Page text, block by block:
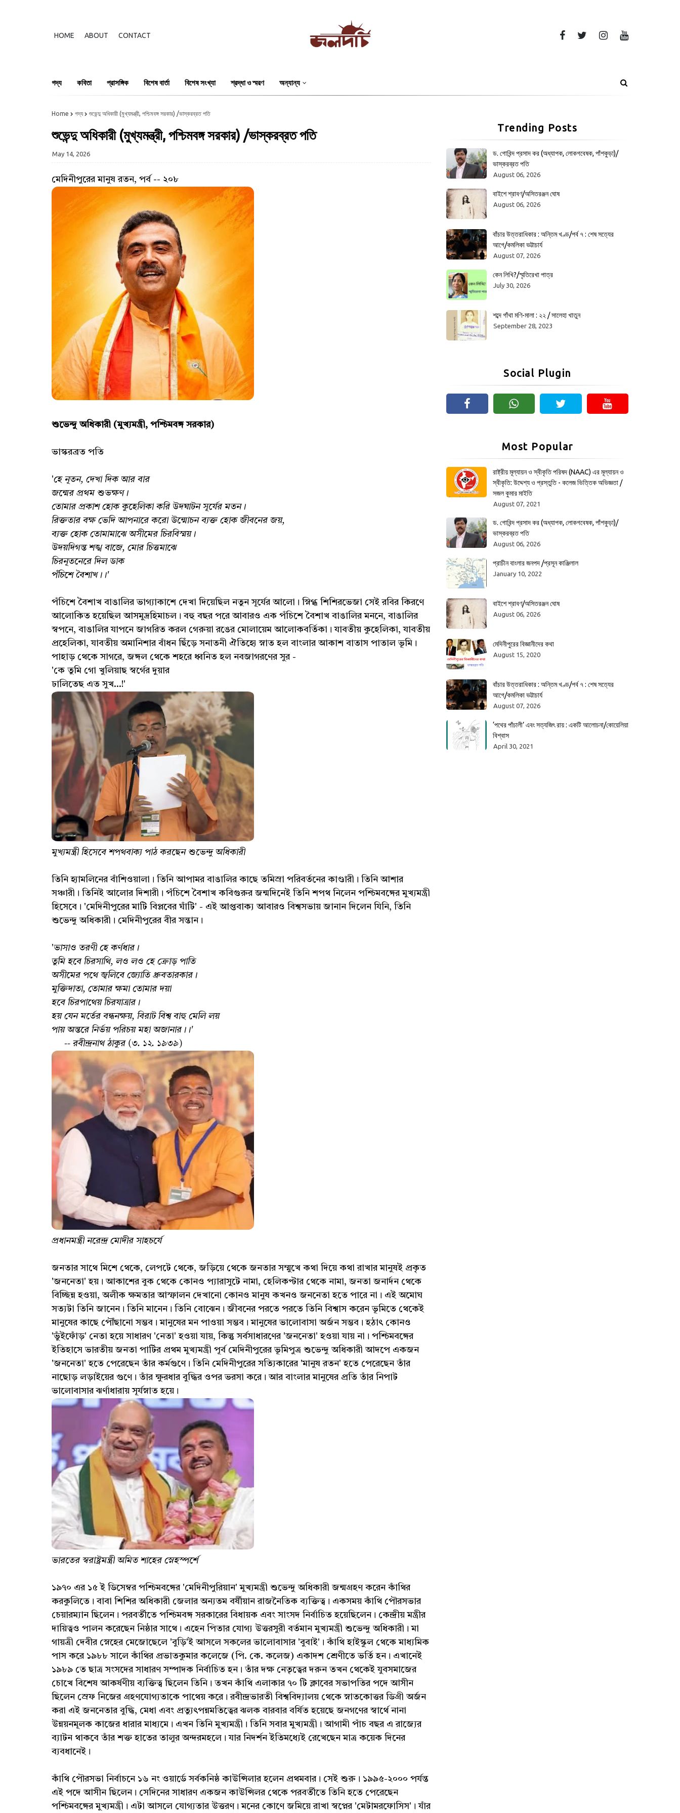
HOME ABOUT CONTACT
গদ্য কবিতা প্রাসঙ্গিক বিশেষ বার্তা বিশেষ সংখ্যা শ্রদ্ধা ও স্মরণ অন্যান্য
Home গদ্য শুভেন্দু অধিকারী (মুখ্যমন্ত্রী, পশ্চিমবঙ্গ সরকার) /ভাস্করব্রত পতি
শুভেন্দু অধিকারী (মুখ্যমন্ত্রী, পশ্চিমবঙ্গ সরকার) /ভাস্করব্রত পতি
May 14, 2026
মেদিনীপুরের মানুষ রতন, পর্ব -- ২০৮
শুভেন্দু অধিকারী (মুখ্যমন্ত্রী, পশ্চিমবঙ্গ সরকার)
ভাস্করব্রত পতি
'হে নূতন, দেখা দিক আর বার
জন্মের প্রথম শুভক্ষণ।
তোমার প্রকাশ হোক কুহেলিকা করি উদঘাটন সূর্যের মতন।
রিক্ততার বক্ষ ভেদি আপনারে করো উন্মোচন ব্যক্ত হোক জীবনের জয়,
ব্যক্ত হোক তোমামাঝে অসীমের চিরবিস্ময়।
উদয়দিগন্ত শঙ্খ বাজে, মোর চিত্তমাঝে
চিরনূতনেরে দিল ডাক
পঁচিশে বৈশাখ।।'
পঁচিশে বৈশাখ বাঙালির ভাগ্যাকাশে দেখা দিয়েছিল নতুন সূর্যের আলো। স্নিগ্ধ শিশিরভেজা সেই রবির কিরণে
আলোকিত হয়েছিল আসমুদ্রহিমাচল। বহু বছর পরে আবারও এক পঁচিশে বৈশাখ বাঙালির মননে, বাঙালির
স্বপনে, বাঙালির যাপনে জাগরিত করল গেরুয়া রঙের মোলায়েম আলোকবর্তিকা। যাবতীয় কুহেলিকা, যাবতীয়
প্রহেলিকা, যাবতীয় অমানিশার বাঁধন ছিঁড়ে সনাতনী ঐতিহ্যে স্নাত হল বাংলার আকাশ বাতাস পাতাল ভূমি।
পাহাড় থেকে সাগরে, জঙ্গল থেকে শহরে ধ্বনিত হল নবজাগরণের সুর -
'কে তুমি গো খুলিয়াছ স্বর্গের দুয়ার
ঢালিতেছ এত সুখ...!'
মুখ্যমন্ত্রী হিসেবে শপথবাক্য পাঠ করছেন শুভেন্দু অধিকারী
তিনি হ্যামলিনের বাঁশিওয়ালা। তিনি আপামর বাঙালির কাছে তমিস্রা পরিবর্তনের কাণ্ডারী। তিনি আশার
সঞ্চারী। তিনিই আলোর দিশারী। পঁচিশে বৈশাখ কবিগুরুর জন্মদিনেই তিনি শপথ নিলেন পশ্চিমবঙ্গের মুখ্যমন্ত্রী
হিসেবে। 'মেদিনীপুরের মাটি বিপ্লবের ঘাঁটি' - এই আপ্তবাক্য আবারও বিশ্বসভায় জানান দিলেন যিনি, তিনি
শুভেন্দু অধিকারী। মেদিনীপুরের বীর সন্তান।
'ভাসাও তরণী হে কর্ণধার।
তুমি হবে চিরসাথি, লও লও হে ক্রোড় পাতি
অসীমের পথে জ্বলিবে জ্যোতি ধ্রুবতারকার।
মুক্তিদাতা, তোমার ক্ষমা তোমার দয়া
হবে চিরপাথেয় চিরযাত্রার।
হয় যেন মর্তের বন্ধনক্ষয়, বিরাট বিশ্ব বাহু মেলি লয়
পায় অন্তরে নির্ভয় পরিচয় মহা অজানার।।'
-- রবীন্দ্রনাথ ঠাকুর (৩. ১২. ১৯৩৯)
প্রধানমন্ত্রী নরেন্দ্র মোদীর সাহচর্যে
জনতার সাথে মিশে থেকে, লেপটে থেকে, জড়িয়ে থেকে জনতার সম্মুখে কথা দিয়ে কথা রাখার মানুষই প্রকৃত
'জননেতা' হয়। আকাশের বুক থেকে কোনও প্যারাসুটে নামা, হেলিকপ্টার থেকে নামা, জনতা জনার্দন থেকে
বিচ্ছিন্ন হওয়া, অলীক ক্ষমতার আস্ফালন দেখানো কোনও মানুষ কখনও জননেতা হতে পারে না। এই অমোঘ
সত্যটা তিনি জানেন। তিনি মানেন। তিনি বোঝেন। জীবনের পরতে পরতে তিনি বিশ্বাস করেন ভূমিতে থেকেই
মানুষের কাছে পৌঁছানো সম্ভব। মানুষের মন পাওয়া সম্ভব। মানুষের ভালোবাসা অর্জন সম্ভব। হঠাৎ কোনও
'ভুঁইফোঁড়' নেতা হয়ে সাধারণ 'নেতা' হওয়া যায়, কিন্তু সর্বসাধারণের 'জননেতা' হওয়া যায় না। পশ্চিমবঙ্গের
ইতিহাসে ভারতীয় জনতা পার্টির প্রথম মুখ্যমন্ত্রী পূর্ব মেদিনীপুরের ভূমিপুত্র শুভেন্দু অধিকারী আদপে একজন
'জননেতা' হতে পেরেছেন তাঁর কর্মগুণে। তিনি মেদিনীপুরের সত্যিকারের 'মানুষ রতন' হতে পেরেছেন তাঁর
নাছোড় লড়াইয়ের গুণে। তাঁর ক্ষুরধার বুদ্ধির ওপর ভরসা করে। আর বাংলার মানুষের প্রতি তাঁর নিপাট
ভালোবাসার ঝর্ণাধারায় সূর্যস্নাত হয়ে।
ভারতের স্বরাষ্ট্রমন্ত্রী অমিত শাহের স্নেহস্পর্শে
১৯৭০ এর ১৫ ই ডিসেম্বর পশ্চিমবঙ্গের 'মেদিনীপুরিয়ান' মুখ্যমন্ত্রী শুভেন্দু অধিকারী জন্মগ্রহণ করেন কাঁথির
করকুলিতে। বাবা শিশির অধিকারী জেলার অন্যতম বর্ষীয়ান রাজনৈতিক ব্যক্তিত্ব। একসময় কাঁথি পৌরসভার
চেয়ারম্যান ছিলেন। পরবর্তীতে পশ্চিমবঙ্গ সরকারের বিধায়ক এবং সাংসদ নির্বাচিত হয়েছিলেন। কেন্দ্রীয় মন্ত্রীর
দায়িত্বও পালন করেছেন নিষ্ঠার সাথে। এহেন পিতার যোগ্য উত্তরসুরী বর্তমান মুখ্যমন্ত্রী শুভেন্দু অধিকারী। মা
গায়ত্রী দেবীর স্নেহের মেজোছেলে 'বুড়ি'ই আসলে সকলের ভালোবাসার 'বুবাই'। কাঁথি হাইস্কুল থেকে মাধ্যমিক
পাস করে ১৯৮৮ সালে কাঁথির প্রভাতকুমার কলেজে (পি. কে. কলেজ) একাদশ শ্রেণীতে ভর্তি হন। এখানেই
১৯৮৯ তে ছাত্র সংসদের সাধারণ সম্পাদক নির্বাচিত হন। তাঁর দক্ষ নেতৃত্বের দরুন তখন থেকেই যুবসমাজের
চোখে বিশেষ আকর্ষণীয় ব্যক্তিত্ব ছিলেন তিনি। তখন কাঁথি এলাকার ৭০ টি ক্লাবের সভাপতির পদে আসীন
ছিলেন স্রেফ নিজের গ্রহণযোগ্যতাকে পাথেয় করে। রবীন্দ্রভারতী বিশ্ববিদ্যালয় থেকে স্নাতকোত্তর ডিগ্রী অর্জন
করা এই জননেতার বুদ্ধি, মেধা এবং প্রত্যুৎপন্নমতিত্বের ঝলক বারবার বর্ষিত হয়েছে জনগণের স্বার্থে নানা
উন্নয়নমূলক কাজের ধারার মাধ্যমে। এখন তিনি মুখ্যমন্ত্রী। তিনি সবার মুখ্যমন্ত্রী। আগামী পাঁচ বছর এ রাজ্যের
ব্যাটন থাকবে তাঁর শক্ত হাতের তালুর অন্দরমহলে। যার নিদর্শন ইতিমধ্যেই রেখেছেন মাত্র কয়েক দিনের
ব্যবধানেই।
কাঁথি পৌরসভা নির্বাচনে ১৬ নং ওয়ার্ডে সর্বকনিষ্ঠ কাউন্সিলার হলেন প্রথমবার। সেই শুরু। ১৯৯৫-২০০০ পর্যন্ত
এই পদে আসীন ছিলেন। সেদিনের সাধারণ একজন কাউন্সিলর থেকে পরবর্তীতে তিনি হতে পেরেছেন
পশ্চিমবঙ্গের মুখ্যমন্ত্রী। এটা আসলে যোগ্যতার উত্তরণ। মনের কোণে জমিয়ে রাখা স্বপ্নের 'মেটামরফোসিস'। যাঁর
Trending Posts
ড. গোবিন্দ প্রসাদ কর (অধ্যাপক, লোকগবেষক, পাঁশকুড়া)/
ভাস্করব্রত পতি
August 06, 2026
বাইশে শ্রাবণ/অসিতরঞ্জন ঘোষ
August 06, 2026
বাঁচার উত্তরাধিকার : অন্তিম খণ্ড/পর্ব ৭ : শেষ সত্যের
আগে/কমলিকা ভট্টাচার্য
August 07, 2026
কেন লিখি?/স্মৃতিরেখা পাত্র
July 30, 2026
শব্দে গাঁথা মণি-মালা : ২২ / সালেহা খাতুন
September 28, 2023
Social Plugin
Most Popular
রাষ্ট্রীয় মূল্যায়ন ও স্বীকৃতি পরিষদ (NAAC) এর মূল্যায়ন ও
স্বীকৃতি: উদ্দেশ্য ও প্রস্তুতি - কলেজ ভিত্তিক অভিজ্ঞতা /
সজল কুমার মাইতি
August 07, 2021
ড. গোবিন্দ প্রসাদ কর (অধ্যাপক, লোকগবেষক, পাঁশকুড়া)/
ভাস্করব্রত পতি
August 06, 2026
প্রাচীন বাংলার জনপদ /প্রসূন কাঞ্জিলাল
January 10, 2022
বাইশে শ্রাবণ/অসিতরঞ্জন ঘোষ
August 06, 2026
মেদিনীপুরের বিজ্ঞানীদের কথা
August 15, 2020
বাঁচার উত্তরাধিকার : অন্তিম খণ্ড/পর্ব ৭ : শেষ সত্যের
আগে/কমলিকা ভট্টাচার্য
August 07, 2026
‘পথের পাঁচালী’ এবং সত্যজিৎ রায় : একটি আলোচনা/কোয়েলিয়া
বিশ্বাস
April 30, 2021